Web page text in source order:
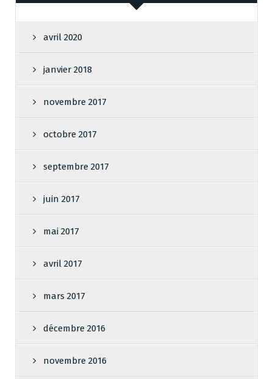
avril 2020
janvier 2018
novembre 2017
octobre 2017
septembre 2017
juin 2017
mai 2017
avril 2017
mars 2017
décembre 2016
novembre 2016